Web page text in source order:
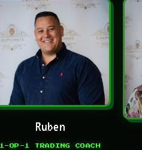
Ruben
1-OP-1 TRADING COACH